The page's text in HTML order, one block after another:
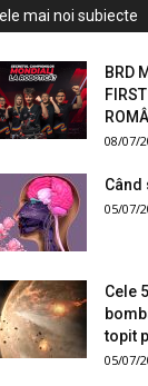
mai noi subiecte
BRD
08/07/
05/07/
Cele
topit
05/07/